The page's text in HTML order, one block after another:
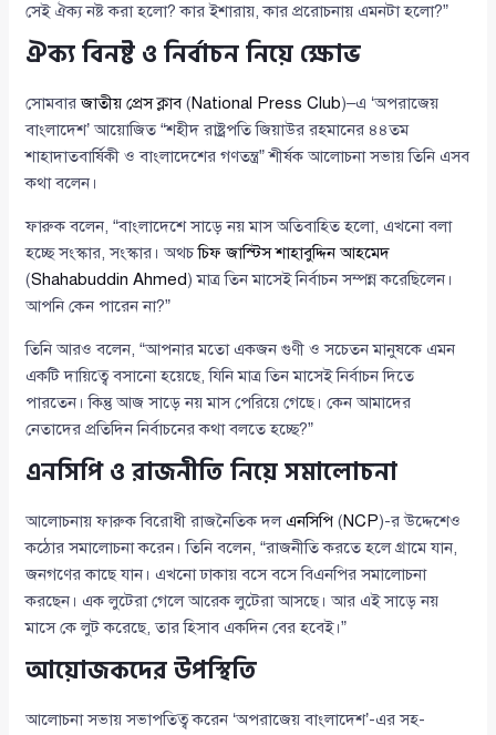
সেই ঐক্য নষ্ট করা হলো? কার ইশারায়, কার প্ররোচনায় এমনটা হলো?”
ঐক্য বিনষ্ট ও নির্বাচন নিয়ে ক্ষোভ
সোমবারজাতীয় প্রেস ক্লাব(National Press Club)–এ ‘অপরাজেয়
বাংলাদেশ’ আয়োজিত “শহীদ রাষ্ট্রপতি জিয়াউর রহমানের ৪৪তম
শাহাদাতবার্ষিকী ও বাংলাদেশের গণতন্ত্র” শীর্ষক আলোচনা সভায় তিনি এসব
কথা বলেন।
ফারুক বলেন, “বাংলাদেশে সাড়ে নয় মাস অতিবাহিত হলো, এখনো বলা
হচ্ছে সংস্কার, সংস্কার। অথচচিফ জাস্টিস শাহাবুদ্দিন আহমেদ
(Shahabuddin Ahmed) মাত্র তিন মাসেই নির্বাচন সম্পন্ন করেছিলেন।
আপনি কেন পারেন না?”
তিনি আরও বলেন, “আপনার মতো একজন গুণী ও সচেতন মানুষকে এমন
একটি দায়িত্বে বসানো হয়েছে, যিনি মাত্র তিন মাসেই নির্বাচন দিতে
পারতেন। কিন্তু আজ সাড়ে নয় মাস পেরিয়ে গেছে। কেন আমাদের
নেতাদের প্রতিদিন নির্বাচনের কথা বলতে হচ্ছে?”
এনসিপি ও রাজনীতি নিয়ে সমালোচনা
আলোচনায় ফারুক বিরোধী রাজনৈতিক দলএনসিপি (NCP)-র উদ্দেশেও
কঠোর সমালোচনা করেন। তিনি বলেন, “রাজনীতি করতে হলে গ্রামে যান,
জনগণের কাছে যান। এখনো ঢাকায় বসে বসে বিএনপির সমালোচনা
করছেন। এক লুটেরা গেলে আরেক লুটেরা আসছে। আর এই সাড়ে নয়
মাসে কে লুট করেছে, তার হিসাব একদিন বের হবেই।”
আয়োজকদের উপস্থিতি
আলোচনা সভায় সভাপতিত্ব করেন ‘অপরাজেয় বাংলাদেশ’-এর সহ-